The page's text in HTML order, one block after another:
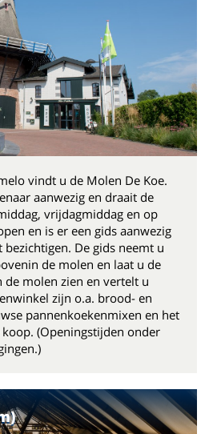
vindt u de Molen De Koe.
aanwezig en draait de
vrijdagmiddag en op
en is er een gids aanwezig
De gids neemt u
de molen en laat u de
de molen zien en vertelt u
zijn o.a. brood- en
pannenkoekenmixen en het
(Openingstijden onder